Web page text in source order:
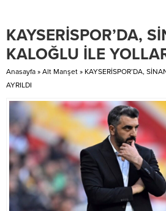
çalışmalarına başlandı.
Hastanenin iyileştirme çalışmaları
hakkında bilgi veren Başhekim
Prof. Dr. Hüseyin Lakadamyalı: “...
de
Küçük...
KAYSERİSPOR’DA,
KALOĞLU İLE
Anasayfa » Alt Manşet » KAYSERİSPOR’DA,
AYRILDI